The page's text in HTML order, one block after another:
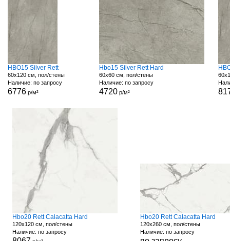
HBO15 Silver Rett
60x120 см, пол/стены
Наличие: по запросу
6776 р/м²
Hbo15 Silver Rett Hard
60x60 см, пол/стены
Наличие: по запросу
4720р/м²
Hbo20 Rett Calacatta Hard
120x120 см, пол/стены
Наличие: по запросу
Hbo20 Rett Calacatta Hard
120x260 см, пол/стены
Наличие: по запросу